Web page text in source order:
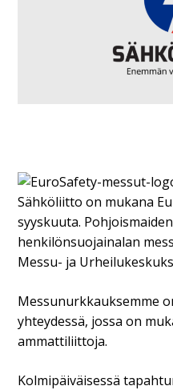
Sähköliitto on mukana
syyskuuta.
henkilönsuojainalan
Messu- ja
Messunurkkauksemme
yhteydessä, jossa on
ammattiliittoja.
Kolmipäiväisessä